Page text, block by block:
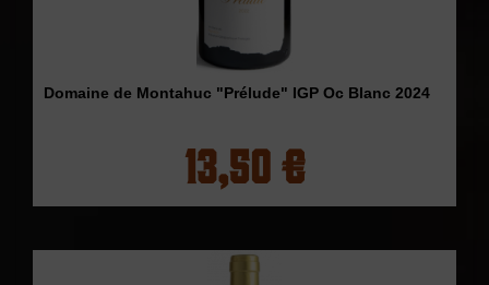
Domaine de Montahuc "Prélude" IGP Oc Blanc 2024
13,50 €